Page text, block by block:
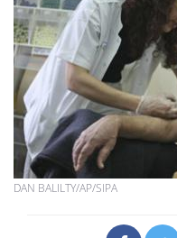
DAN BALILTY/AP/SIPA